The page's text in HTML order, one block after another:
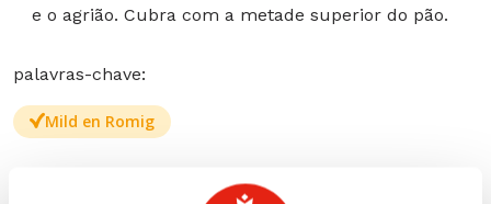
e o agrião. Cubra com a metade superior do pão.
palavras-chave:
Mild en Romig